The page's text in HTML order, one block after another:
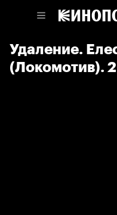
Удаление.
(Локомотив).